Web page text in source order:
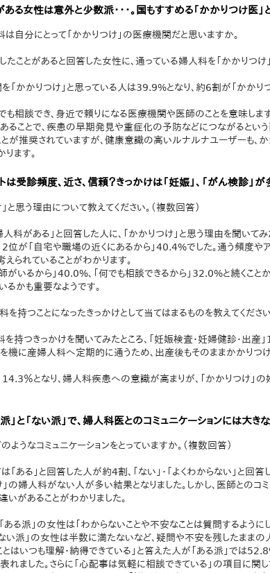
女性は意外と少数派・・・。国もすすめる「かかりつけ医」
自分にとって「かかりつけ」の医療機関だと思いますか。
ことがあると回答した女性に、通っている婦人科を「かかりつけ
かかりつけ」と思っている人は39.9%となり、約6割が「かかり
も相談でき、身近で頼りになる医療機関や医師のことを意味しま
ることで、疾患の早期発見や重症化の予防などにつながるとい
とが推奨されていますが、健康意識の高いルナルナユーザーも、
ます。
受診頻度、近さ、信頼？きっかけは「妊娠」、「がん検診」が
と思う理由について教えてください。（複数回答）
科がある」と回答した人に、「かかりつけ」と思う理由を聞いて
位が「自宅や職場の近くにあるから」40.4%でした。通う頻度や
られていることがわかります。
いるから」40.0%、「何でも相談できるから」32.0%と続くこと
るかも重要なようです。
を持つことになったきっかけとして当てはまるものを教えてくださ
持つきっかけを聞いてみたところ、「妊娠検査・妊婦健診・出産
を機に産婦人科へ定期的に通うため、出産後もそのままかかりつ
％となり、婦人科疾患への意識が高まりが、「かかりつけ」の
」と「ない派」で、婦人科医とのコミュニケーションには大きな
ようなコミュニケーションをとっていますか。（複数回答）
「ある」と回答した人が約4割、「ない」・「よくわからない」と回
」の婦人科がない人が多い結果となりました。しかし、医師とのコ
いがあることがわかりました。
ある派」の女性は「わからないことや不安なことは質問するように
い派」の女性は半数に満たないなど、疑問や不安を残したままの
はいつも理解・納得できている」と答えた人が「ある派」では
ました。さらに「心配事は気軽に相談できている」の項目に関し